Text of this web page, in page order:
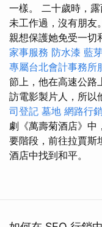
一樣。 二十歲時，
未工作過，沒有朋友
親想保護她免受一切
家事服務 防水漆 藍
專屬台北會計事務所
節上，他在高速公路
訪電影製片人，所以
司登記 墓地 網路行
劇《萬壽菊酒店》中
要階段，前往拉賈斯
酒店中找到和平。